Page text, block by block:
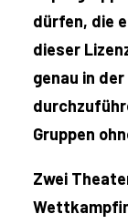
dürfen, die
dieser
genau in
Gruppen
Zwei